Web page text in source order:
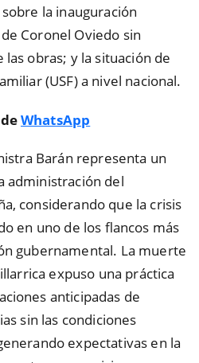
la inauguración
Coronel Oviedo sin
obras; y la situación de
(USF) a nivel nacional.
deWhatsApp
Barán representa un
administración del
considerando que la crisis
en uno de los flancos más
gubernamental. La muerte
expuso una práctica
anticipadas de
sin las condiciones
expectativas en la